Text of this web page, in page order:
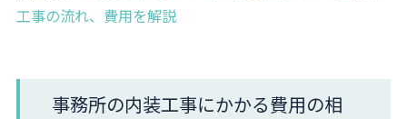
工事の流れ、費用を解説
事務所の内装工事にかかる費用の相